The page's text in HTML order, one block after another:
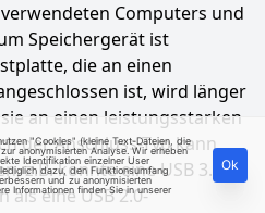
Computers und
Speichergerät ist
die an einen
ist, wird länger
an einen leistungsstarken
der Anschluss-Typ kann
z.B. könnte eine USB 3.0-
als eine USB 2.0-
"Cookies" (kleine Text-Dateien, die
anonymisierten Analyse. Wir erheben
Identifikation einzelner User
dazu, den Funktionsumfang
und zu anonymisierten
Informationen finden Sie in unserer
Ok